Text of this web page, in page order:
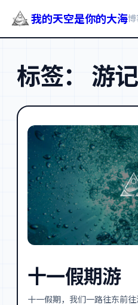
我的天空是你的大海博
标签： 游记
十一假期游
十一假期，我们一路往东前